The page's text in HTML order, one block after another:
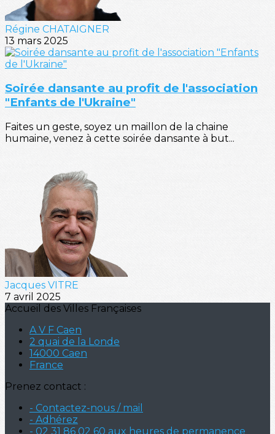
Régine CHATAIGNER
13 mars 2025
Soirée dansante au profit de l'association
"Enfants de l'Ukraine"
Faites un geste, soyez un maillon de la chaine
humaine, venez à cette soirée dansante à but...
Jacques VITRE
7 avril 2025
Accueil des Villes Françaises
A V F Caen
2 quai de la Londe
14000 Caen
France
Prenez contact :
- Contactez-nous / mail
- Adhérez
- 02 31 86 02 60 aux heures de permanence